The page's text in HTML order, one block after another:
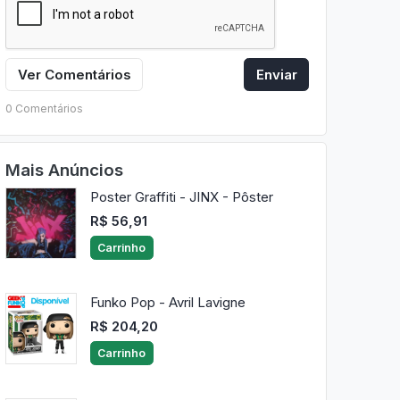
Ver Comentários Enviar
0 Comentários
Mais Anúncios
Poster Graffiti - JINX - Pôster
R$ 56,91
Carrinho
Funko Pop - Avril Lavigne
R$ 204,20
Carrinho